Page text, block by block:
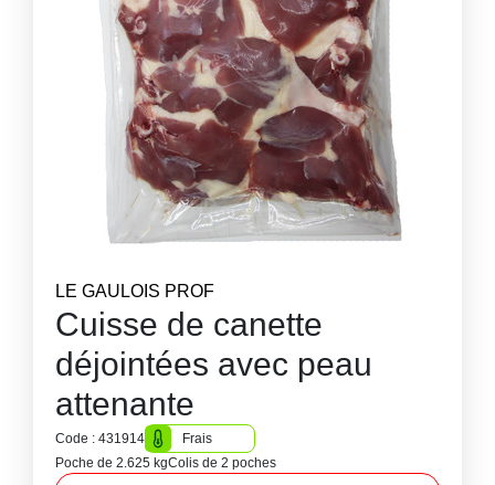
LE GAULOIS PROF
Cuisse de canette
déjointées avec peau
attenante
Code : 431914
Frais
Poche de 2.625 kgColis de 2 poches